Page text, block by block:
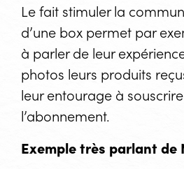
Le fait stimuler la
d’une box permet par
à parler de leur
photos leurs produits
leur entourage à
l’abonnement.
Exemple très parlant de